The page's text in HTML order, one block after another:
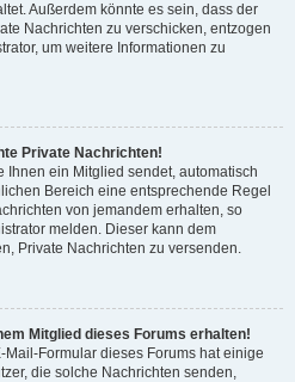
Außerdem könnte es sein, dass der
Nachrichten zu verschicken, entzogen
um weitere Informationen zu
Private Nachrichten!
ein Mitglied sendet, automatisch
Bereich eine entsprechende Regel
von jemandem erhalten, so
melden. Dieser kann dem
Private Nachrichten zu versenden.
Mitglied dieses Forums erhalten!
Mail-Formular dieses Forums hat einige
die solche Nachrichten senden,